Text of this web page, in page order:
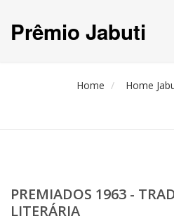
Prêmio Jabuti
Home Home
PREMIADOS 1963 -
LITERÁRIA